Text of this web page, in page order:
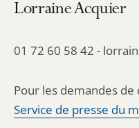
Lorraine Acquier
01 72 60 58 42 -
Pour les demandes
Service de presse du